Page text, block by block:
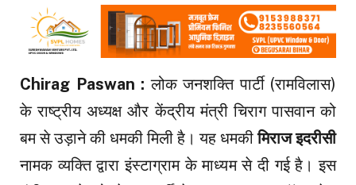
Chirag Paswan :लोक जनशक्ति पार्टी (रामविलास)
के राष्ट्रीय अध्यक्ष और केंद्रीय मंत्री चिराग पासवान को
बम से उड़ाने की धमकी मिली है। यह धमकीमिराज इदरीसी
नामक व्यक्ति द्वारा इंस्टाग्राम के माध्यम से दी गई है। इस